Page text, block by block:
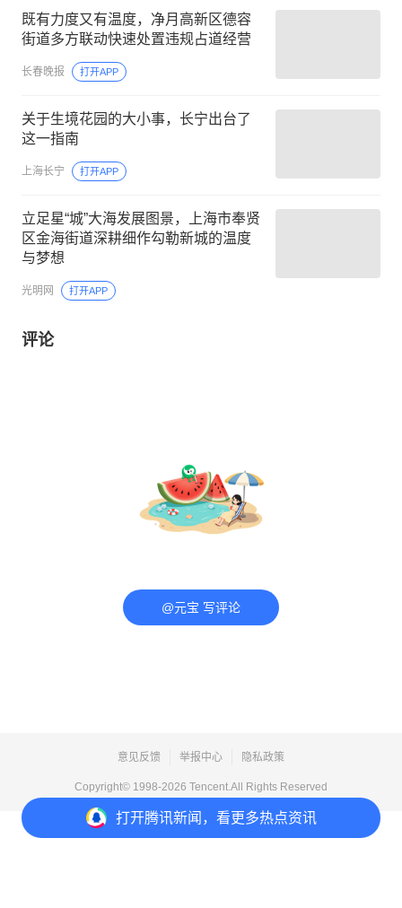
打开腾讯新闻，看更多热点资讯
既有力度又有温度，净月高新区德容
街道多方联动快速处置违规占道经营
长春晚报 打开APP
关于生境花园的大小事，长宁出台了
这一指南
上海长宁 打开APP
立足星“城”大海发展图景，上海市奉贤
区金海街道深耕细作勾勒新城的温度
与梦想
光明网 打开APP
评论
@元宝 写评论
意见反馈 举报中心 隐私政策
Copyright© 1998-2026 Tencent.All Rights Reserved